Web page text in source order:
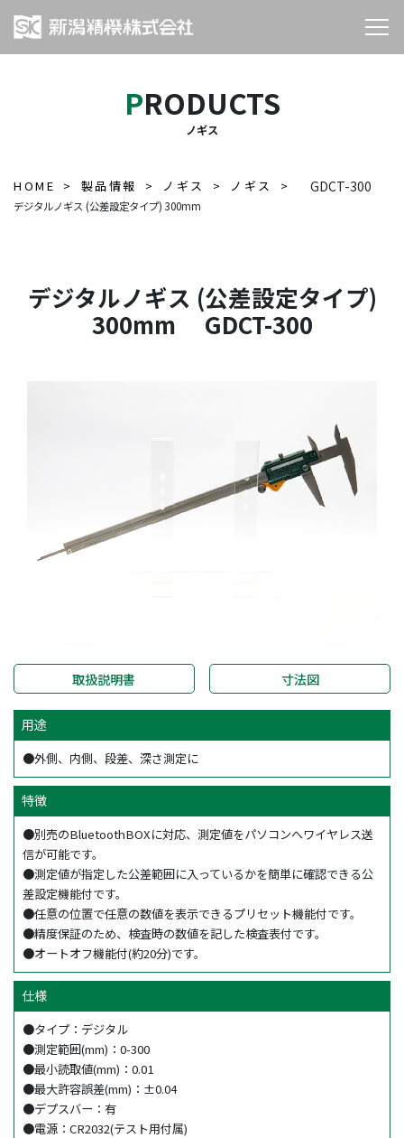
PRODUCTS
ノギス
HOME 製品情報 ノギス ノギス
デジタルノギス (公差設定タイプ) 300mm
GDCT-300
デジタルノギス (公差設定タイプ)
300mm GDCT-300
取扱説明書 寸法図
用途
●外側、内側、段差、深さ測定に
特徴
●別売のBluetoothBOXに対応、測定値をパソコンへワイヤレス送
信が可能です。
●測定値が指定した公差範囲に入っているかを簡単に確認できる公
差設定機能付です。
●任意の位置で任意の数値を表示できるプリセット機能付です。
●精度保証のため、検査時の数値を記した検査表付です。
●オートオフ機能付(約20分)です。
仕様
●タイプ：デジタル
●測定範囲(mm)：0-300
●最小読取値(mm)：0.01
●最大許容誤差(mm)：±0.04
●デプスバー：有
●電源：CR2032(テスト用付属)